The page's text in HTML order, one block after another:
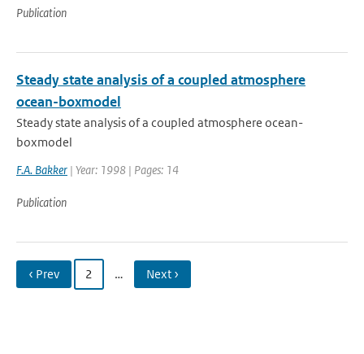
Publication
Steady state analysis of a coupled atmosphere
ocean-boxmodel
Steady state analysis of a coupled atmosphere ocean-
boxmodel
F.A. Bakker | Year: 1998 | Pages: 14
Publication
‹ Prev 2 … Next ›